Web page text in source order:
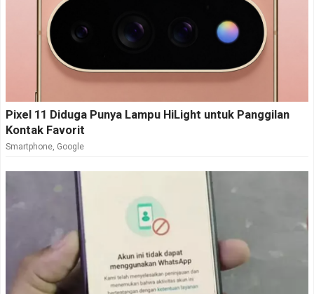
Pixel 11 Diduga Punya Lampu HiLight untuk Panggilan
Kontak Favorit
Smartphone, Google